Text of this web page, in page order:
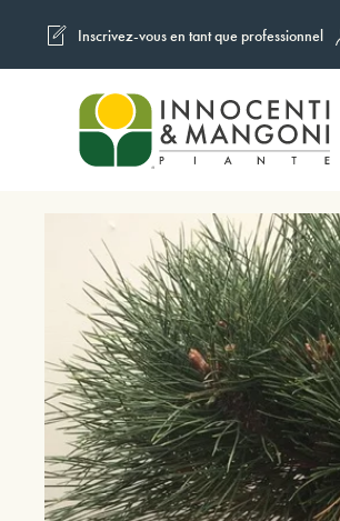
Skip to main content
Inscrivez-vous en tant que professionnel